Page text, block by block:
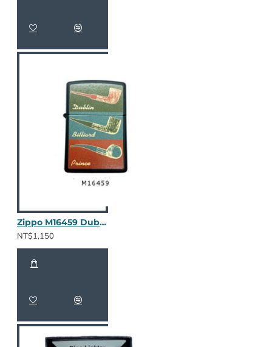
Zippo M16459 Dublin/Billiard
NT$1,150